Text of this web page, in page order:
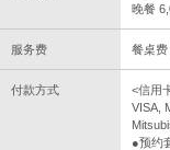
晚餐
服务费 餐桌
付款方式
<信用
VISA,
●预约